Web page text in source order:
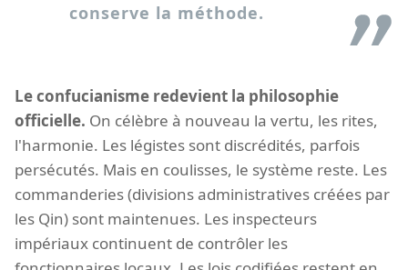
conserve la méthode.
Le confucianisme redevient la philosophie
officielle. On célèbre à nouveau la vertu, les rites,
l'harmonie. Les légistes sont discrédités, parfois
persécutés. Mais en coulisses, le système reste. Les
commanderies (divisions administratives créées par
les Qin) sont maintenues. Les inspecteurs
impériaux continuent de contrôler les